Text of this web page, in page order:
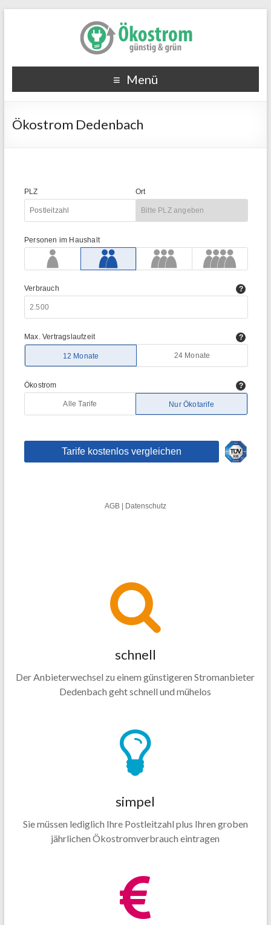
Menü
Ökostrom Dedenbach
schnell
Der Anbieterwechsel zu einem günstigeren Stromanbieter
Dedenbach geht schnell und mühelos
simpel
Sie müssen lediglich Ihre Postleitzahl plus Ihren groben
jährlichen Ökostromverbrauch eintragen